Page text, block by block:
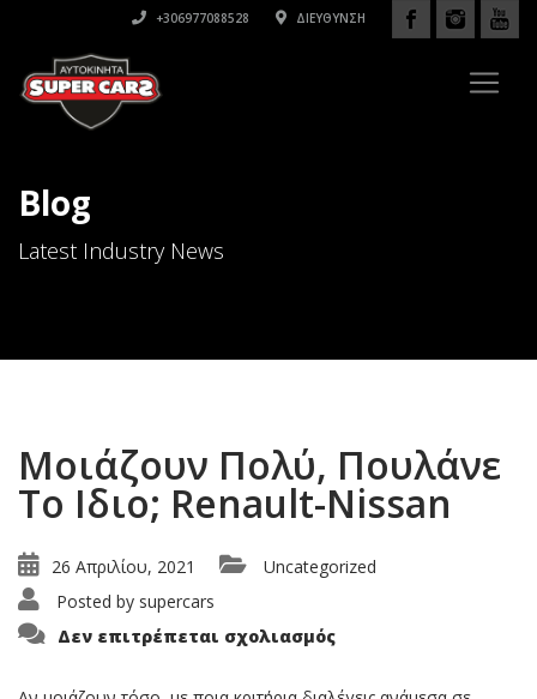
+306977088528 ΔΙΕΎΘΥΝΣΗ
Blog
Latest Industry News
Μοιάζουν Πολύ, Πουλάνε
Το Ιδιο; Renault-Nissan
26 Απριλίου, 2021
Uncategorized
Posted by supercars
Δεν επιτρέπεται σχολιασμόςστο
Μοιάζουν